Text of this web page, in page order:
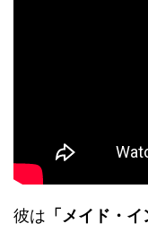
彼は 「メイド・